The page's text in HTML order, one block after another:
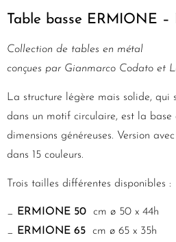
Table basse ERMIONE
Collection de tables en métal
conçues par Gianmarco Codato et
La structure légère mais solide, qui
dans un motif circulaire, est la
dimensions généreuses. Version
dans 15 couleurs.
Trois tailles différentes disponibles :
_ ERMIONE 50 cm ø 50 x 44h
_ ERMIONE 65 cm ø 65 x 35h